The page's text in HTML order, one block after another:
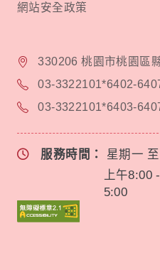
網站安全政策
330206 桃園市桃園區
03-3322101*6402-
03-3322101*6403-
服務時間： 星期一
上午8:00
5:00